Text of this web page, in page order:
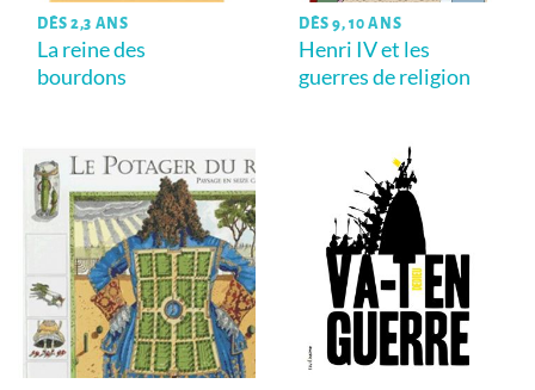
DÈS 2,3 ANS
La reine des
bourdons
DÈS 9, 10 ANS
Henri IV et les
guerres de religion